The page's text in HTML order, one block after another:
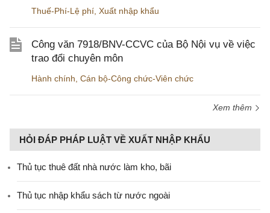
Thuế-Phí-Lệ phí Xuất nhập khẩu
Công văn 7918/BNV-CCVC của Bộ Nội vụ về việc
trao đổi chuyên môn
Hành chính Cán bộ-Công chức-Viên chức
Xem thêm
HỎI ĐÁP PHÁP LUẬT VỀ XUẤT NHẬP KHẨU
Thủ tục thuê đất nhà nước làm kho, bãi
Thủ tục nhập khẩu sách từ nước ngoài